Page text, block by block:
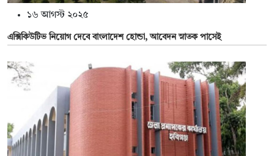
১৬ আগস্ট ২০২৫
এক্সিকিউটিভ নিয়োগ দেবে বাংলাদেশ হোন্ডা, আবেদন স্নাতক পাসেই